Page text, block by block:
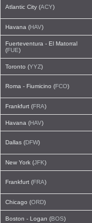
Atlantic City (ACY)
Havana (HAV)
Fuerteventura - El Matorral
(FUE)
Toronto (YYZ)
Roma - Fiumicino (FCO)
Frankfurt (FRA)
Havana (HAV)
Dallas (DFW)
New York (JFK)
Frankfurt (FRA)
Chicago (ORD)
Boston - Logan (BOS)